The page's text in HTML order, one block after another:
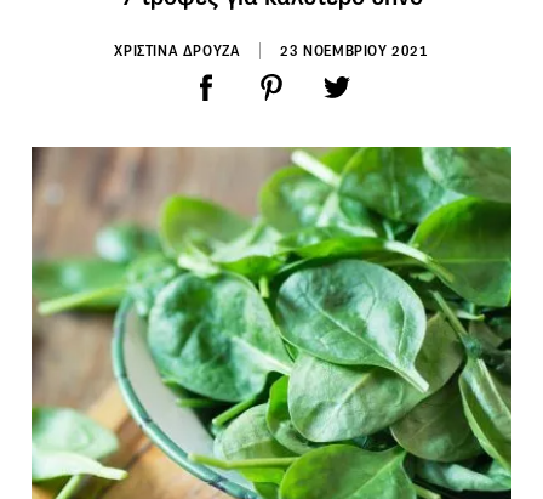
ΧΡΙΣΤΙΝΑ ΔΡΟΥΖΑ 23 ΝΟΕΜΒΡΙΟΥ 2021